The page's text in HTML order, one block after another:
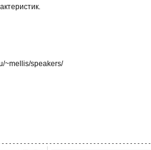
~mellis/speakers/
- - - - - - - - - - - - - - - - - - - - - - - - - - - - - - - - - - - - - -